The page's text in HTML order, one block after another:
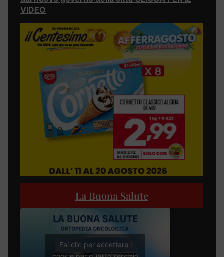
VIDEO
La Buona Salute
Fai clic per accettare i